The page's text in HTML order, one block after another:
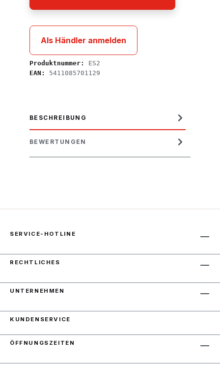
Als Händler anmelden
Produktnummer: ES2
EAN: 5411085701129
BESCHREIBUNG
BEWERTUNGEN
SERVICE-HOTLINE
RECHTLICHES
UNTERNEHMEN
KUNDENSERVICE
ÖFFNUNGSZEITEN